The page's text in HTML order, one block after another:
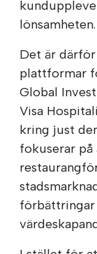
lönsamheten.
Det är
plattformar
Global
Visa
kring just
fokuserar
förbättringar